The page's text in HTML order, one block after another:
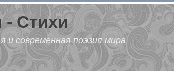
Стихи
и современная поэзия мира